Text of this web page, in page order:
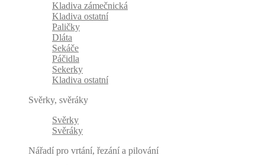
Kladiva zámečnická
Kladiva ostatní
Paličky
Dláta
Sekáče
Páčidla
Sekerky
Kladiva ostatní
Svěrky, svěráky
Svěrky
Svěráky
Nářadí pro vrtání, řezání a pilování